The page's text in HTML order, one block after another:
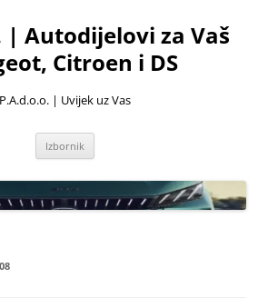
| Autodijelovi za Vaš
Citroen i DS
P.A.d.o.o. | Uvijek uz Vas
Izbornik